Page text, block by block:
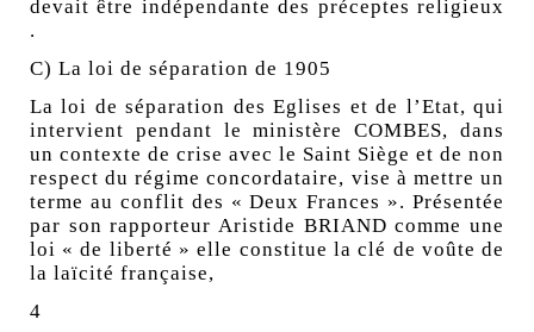
devait être indépendante des préceptes religieux
.
C) La loi de séparation de 1905
La loi de séparation des Eglises et de l’Etat, qui
intervient pendant le ministère COMBES, dans
un contexte de crise avec le Saint Siège et de non
respect du régime concordataire, vise à mettre un
terme au conflit des « Deux Frances ». Présentée
par son rapporteur Aristide BRIAND comme une
loi « de liberté » elle constitue la clé de voûte de
la laïcité française,
4